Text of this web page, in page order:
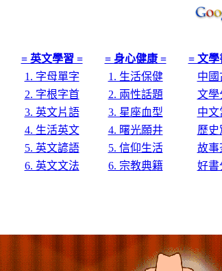
= 英文學習 = = 身心健康 = = 文學
1. 字母單字 1. 生活保健 中國
2. 字根字首 2. 兩性話題 文學
3. 英文片語 3. 星座血型 中文
4. 生活英文 4. 曙光願井 歷史
5. 英文諺語 5. 信仰生活 故事
6. 英文文法 6. 宗教典籍 好書